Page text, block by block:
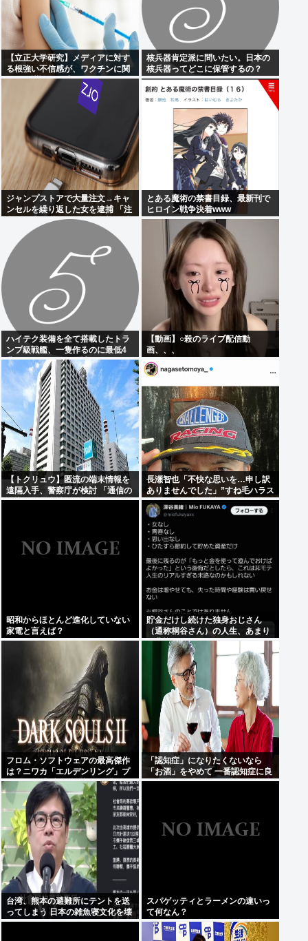
【立正大学研究】メディアに対す
る根強い不信感が、ワクチンに関
する陰謀論の形成につながってい
核兵器肯定派に問いたい。日本の
核兵器ってどこに保管するの？
ジャンプストアで大量注文→キャ
ンセルを繰り返した女を逮捕 「注
文で欲求が満たされた」総額43億
とある魔術の禁書目録、最新刊で
ヒロイン戦争決着www
ハイテク装備を全て搭載したトラ
ンプ級戦艦、一隻作るのに最低4
兆円かかりいきなり詰む
【動画】○殺のライブ配信動
画、、、
【トクリュウ】匿流の端末情報を
遠隔入手、警察庁が検討 「通信の
秘密」と整合性は
長瀬智也「不快な思いを…申し訳
ありませんでした」”すね毛ハラス
メント”を女性に謝罪
昭和からほとんど進化していない
家電と言えば？
貯金だけし続けた独身おじさん
（通称桐谷さん）の人生、あまり
に悲惨すぎるwww
フロム・ソフトウェアの最高傑作
は？ニワカ「エルデンリング」プ
レステ厨「ブラボ」逆張り「ダク
ソ2」玄人ワイ「…」
「認知症」になりたくないなら
「お酒」をやめて 一番認知症に良
くないのは「お酒」と判明
台湾、熊本の避難所にテントを送
ってしまう 日本の雑魚寝文化を壊
すな！
スパゲッティとラーメンの違いっ
て何なん？